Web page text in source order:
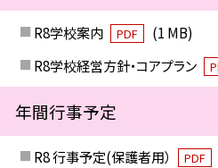
R8学校案内 PDF
(1 MB)
R8学校経営方針・コアプラン
年間行事予定
R8 行事予定(保護者用） PDF